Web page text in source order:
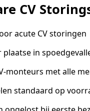
CV
acute CV storingen
plaatse in
monteurs met alle
standaard op